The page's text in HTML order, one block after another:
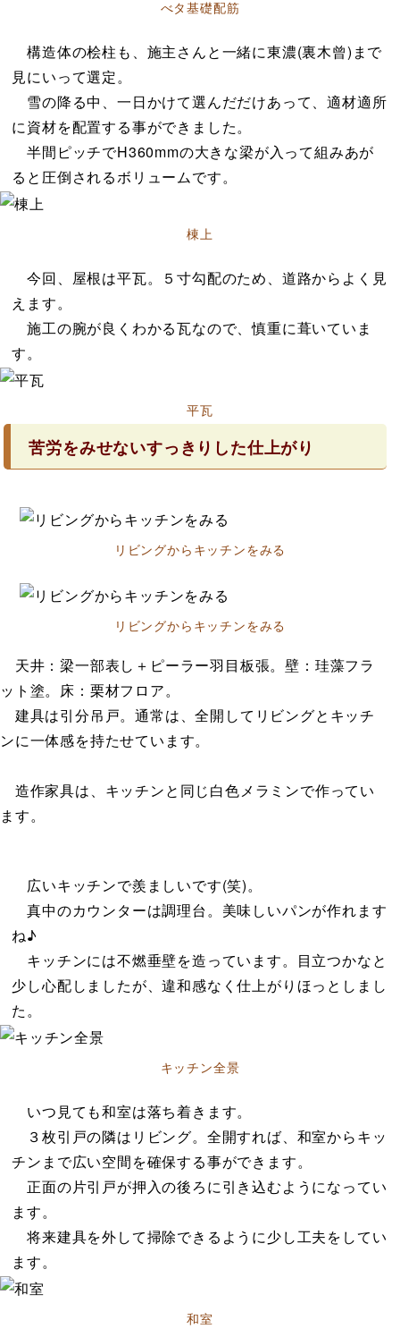
べタ基礎配筋
構造体の桧柱も、施主さんと一緒に東濃(裏木曾)まで
見にいって選定。
雪の降る中、一日かけて選んだだけあって、適材適所
に資材を配置する事ができました。
半間ピッチでH360mmの大きな梁が入って組みあが
ると圧倒されるボリュームです。
棟上
今回、屋根は平瓦。５寸勾配のため、道路からよく見
えます。
施工の腕が良くわかる瓦なので、慎重に葺いていま
す。
平瓦
苦労をみせないすっきりした仕上がり
リビングからキッチンをみる
リビングからキッチンをみる
天井：梁一部表し＋ピーラー羽目板張。壁：珪藻フラ
ット塗。床：栗材フロア。
建具は引分吊戸。通常は、全開してリビングとキッチ
ンに一体感を持たせています。
造作家具は、キッチンと同じ白色メラミンで作ってい
ます。
広いキッチンで羨ましいです(笑)。
真中のカウンターは調理台。美味しいパンが作れます
ね♪
キッチンには不燃垂壁を造っています。目立つかなと
少し心配しましたが、違和感なく仕上がりほっとしまし
た。
キッチン全景
いつ見ても和室は落ち着きます。
３枚引戸の隣はリビング。全開すれば、和室からキッ
チンまで広い空間を確保する事ができます。
正面の片引戸が押入の後ろに引き込むようになってい
ます。
将来建具を外して掃除できるように少し工夫をしてい
ます。
和室